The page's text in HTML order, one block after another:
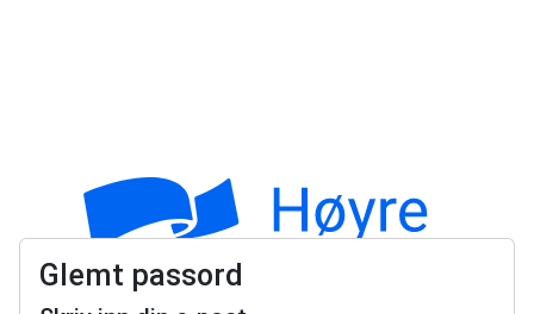
Glemt passord